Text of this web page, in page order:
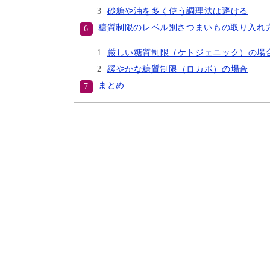
砂糖や油を多く使う調理法は避ける
糖質制限のレベル別さつまいもの取り入れ
厳しい糖質制限（ケトジェニック）の場
緩やかな糖質制限（ロカボ）の場合
まとめ